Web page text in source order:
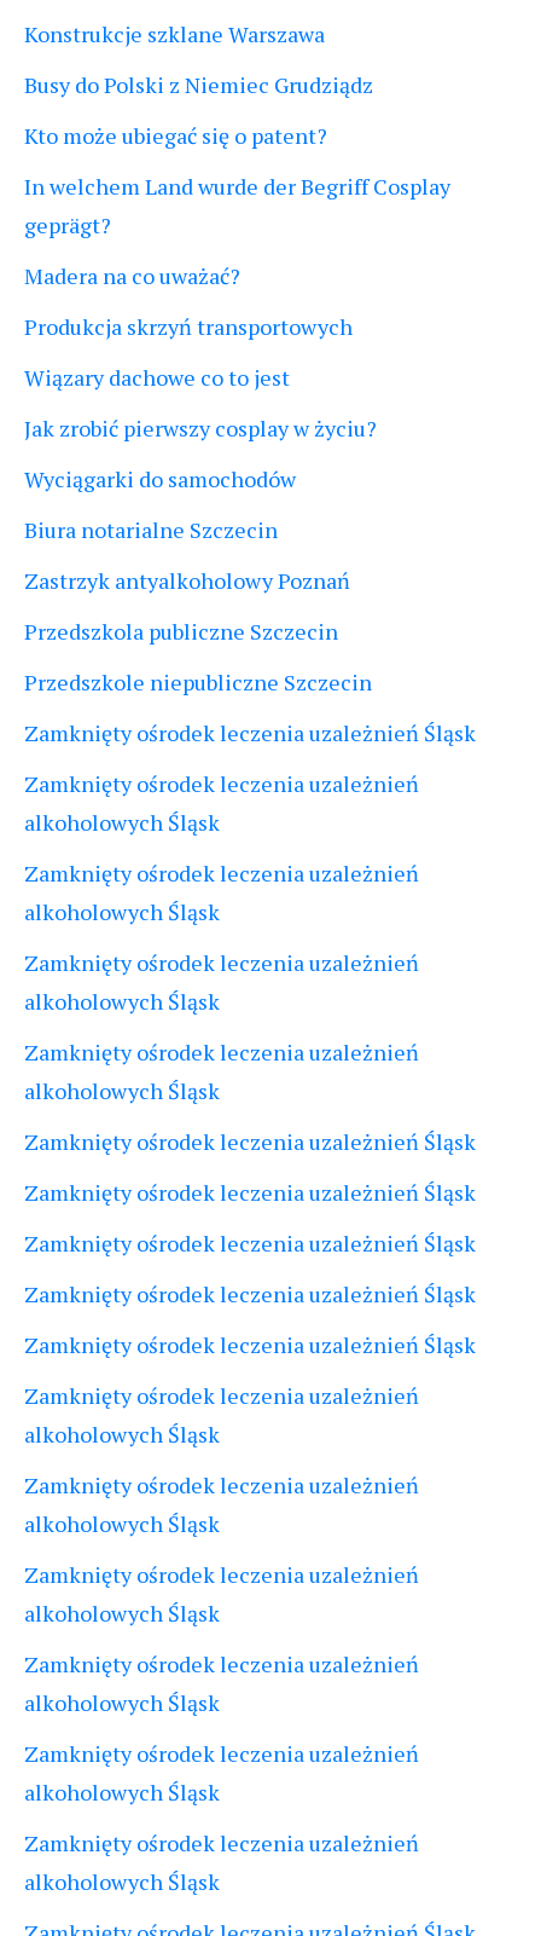
Konstrukcje szklane Warszawa
Busy do Polski z Niemiec Grudziądz
Kto może ubiegać się o patent?
In welchem Land wurde der Begriff Cosplay
geprägt?
Madera na co uważać?
Produkcja skrzyń transportowych
Wiązary dachowe co to jest
Jak zrobić pierwszy cosplay w życiu?
Wyciągarki do samochodów
Biura notarialne Szczecin
Zastrzyk antyalkoholowy Poznań
Przedszkola publiczne Szczecin
Przedszkole niepubliczne Szczecin
Zamknięty ośrodek leczenia uzależnień Śląsk
Zamknięty ośrodek leczenia uzależnień
alkoholowych Śląsk
Zamknięty ośrodek leczenia uzależnień
alkoholowych Śląsk
Zamknięty ośrodek leczenia uzależnień
alkoholowych Śląsk
Zamknięty ośrodek leczenia uzależnień
alkoholowych Śląsk
Zamknięty ośrodek leczenia uzależnień Śląsk
Zamknięty ośrodek leczenia uzależnień Śląsk
Zamknięty ośrodek leczenia uzależnień Śląsk
Zamknięty ośrodek leczenia uzależnień Śląsk
Zamknięty ośrodek leczenia uzależnień Śląsk
Zamknięty ośrodek leczenia uzależnień
alkoholowych Śląsk
Zamknięty ośrodek leczenia uzależnień
alkoholowych Śląsk
Zamknięty ośrodek leczenia uzależnień
alkoholowych Śląsk
Zamknięty ośrodek leczenia uzależnień
alkoholowych Śląsk
Zamknięty ośrodek leczenia uzależnień
alkoholowych Śląsk
Zamknięty ośrodek leczenia uzależnień
alkoholowych Śląsk